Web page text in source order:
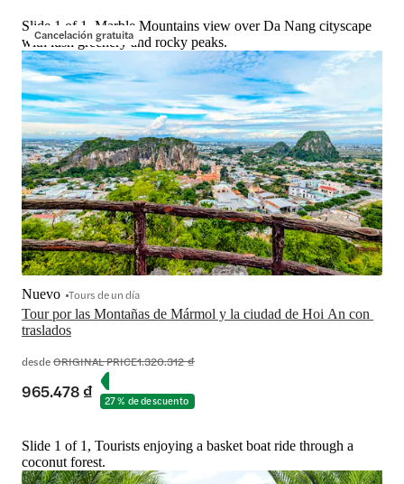
Cancelación gratuita
Slide 1 of 1, Marble Mountains view over Da Nang cityscape
with lush greenery and rocky peaks.
Tour por las Montañas de Mármol y la ciudad de Hoi An con
traslados
Nuevo Tours de un día
desdeORIGINAL PRICE1.320.312 ₫
965.478 ₫ 27 % de descuento
Slide 1 of 1, Tourists enjoying a basket boat ride through a
coconut forest.